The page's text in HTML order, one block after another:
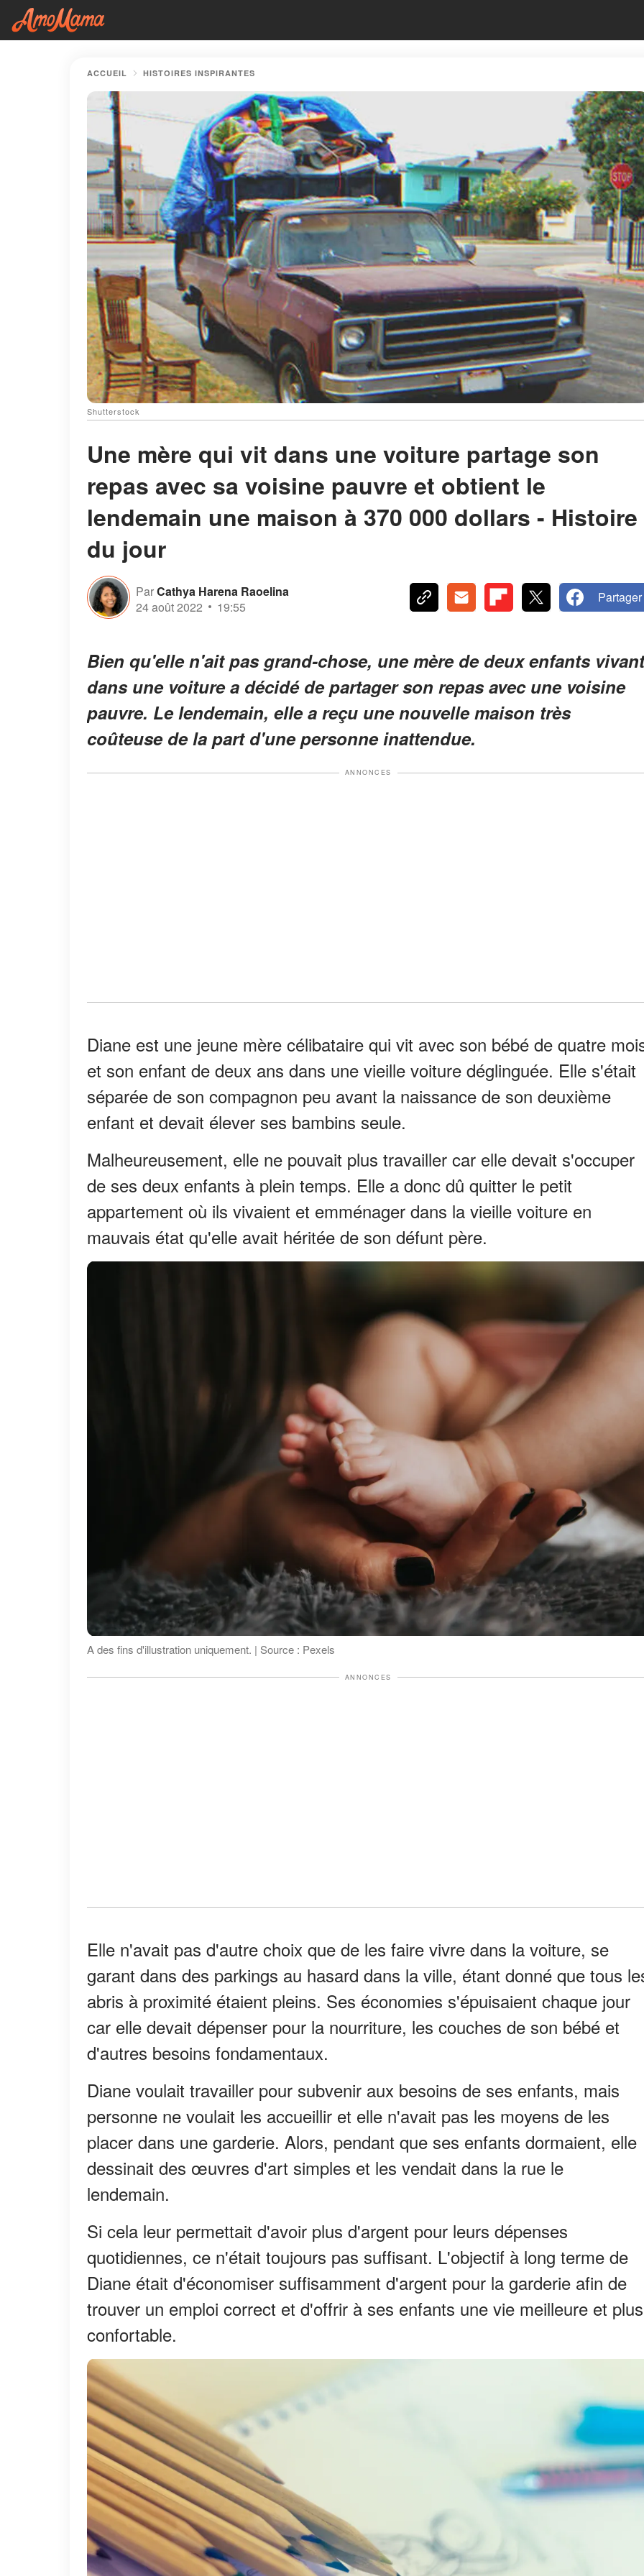
ACCUEIL HISTOIRES INSPIRANTES
Shutterstock
Une mère qui vit dans une voiture partage son
repas avec sa voisine pauvre et obtient le
lendemain une maison à 370 000 dollars - Histoire
du jour
ParCathya Harena Raoelina
24 août 2022
19:55
Partager
Bien qu'elle n'ait pas grand-chose, une mère de deux enfants vivant
dans une voiture a décidé de partager son repas avec une voisine
pauvre. Le lendemain, elle a reçu une nouvelle maison très
coûteuse de la part d'une personne inattendue.
ANNONCES
Diane est une jeune mère célibataire qui vit avec son bébé de quatre
et son enfant de deux ans dans une vieille voiture déglinguée. Elle s'était
séparée de son compagnon peu avant la naissance de son deuxième
enfant et devait élever ses bambins seule.
Malheureusement, elle ne pouvait plus travailler car elle devait s'occuper
de ses deux enfants à plein temps. Elle a donc dû quitter le petit
appartement où ils vivaient et emménager dans la vieille voiture en
mauvais état qu'elle avait héritée de son défunt père.
A des fins d'illustration uniquement. | Source : Pexels
ANNONCES
Elle n'avait pas d'autre choix que de les faire vivre dans la voiture, se
garant dans des parkings au hasard dans la ville, étant donné que tous
abris à proximité étaient pleins. Ses économies s'épuisaient chaque jour
car elle devait dépenser pour la nourriture, les couches de son bébé et
d'autres besoins fondamentaux.
Diane voulait travailler pour subvenir aux besoins de ses enfants, mais
personne ne voulait les accueillir et elle n'avait pas les moyens de les
placer dans une garderie. Alors, pendant que ses enfants dormaient, elle
dessinait des œuvres d'art simples et les vendait dans la rue le
lendemain.
Si cela leur permettait d'avoir plus d'argent pour leurs dépenses
quotidiennes, ce n'était toujours pas suffisant. L'objectif à long terme de
Diane était d'économiser suffisamment d'argent pour la garderie afin de
trouver un emploi correct et d'offrir à ses enfants une vie meilleure et plus
confortable.